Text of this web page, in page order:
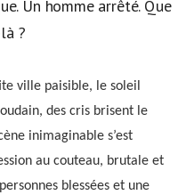
Un homme arrêté. Que
?
ville paisible, le soleil
des cris brisent le
inimaginable s’est
au couteau, brutale et
blessées et une